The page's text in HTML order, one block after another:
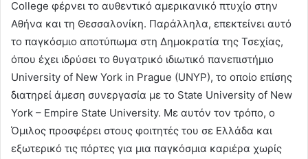
College φέρνει το αυθεντικό αμερικανικό πτυχίο στην
Αθήνα και τη Θεσσαλονίκη. Παράλληλα, επεκτείνει αυτό
το παγκόσμιο αποτύπωμα στη Δημοκρατία της Τσεχίας,
όπου έχει ιδρύσει το θυγατρικό ιδιωτικό πανεπιστήμιο
University of New York in Prague (UNYP), το οποίο επίσης
διατηρεί άμεση συνεργασία με το State University of New
York – Empire State University. Με αυτόν τον τρόπο, ο
Όμιλος προσφέρει στους φοιτητές του σε Ελλάδα και
εξωτερικό τις πόρτες για μια παγκόσμια καριέρα χωρίς